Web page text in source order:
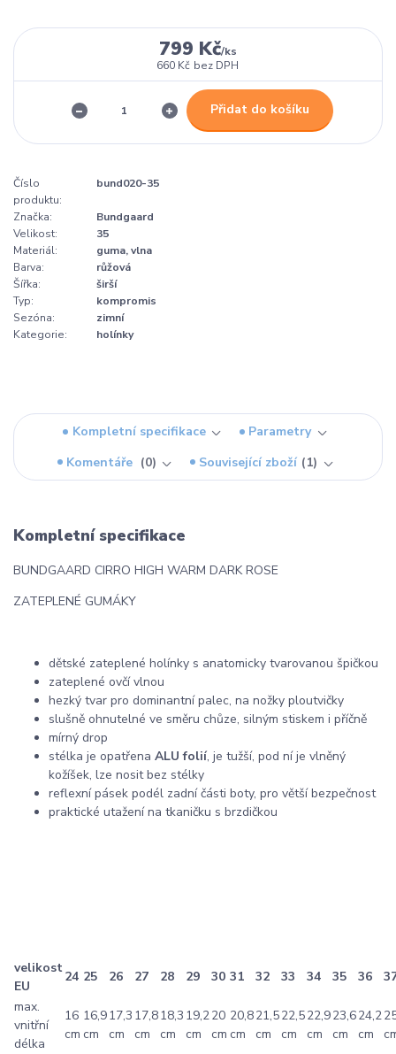
799 Kč/ks
660 Kč bez DPH
Přidat do košíku
Číslo
produktu:
bund020-35
Značka:
Bundgaard
Velikost:
35
Materiál:
guma, vlna
Barva:
růžová
Šířka:
širší
Typ:
kompromis
Sezóna:
zimní
Kategorie:
holínky
Kompletní specifikace
Parametry
Komentáře
0 Související zboží 1
Kompletní specifikace
BUNDGAARD CIRRO HIGH WARM DARK ROSE
ZATEPLENÉ GUMÁKY
dětské zateplené holínky s anatomicky tvarovanou špičkou
zateplené ovčí vlnou
hezký tvar pro dominantní palec, na nožky ploutvičky
slušně ohnutelné ve směru chůze, silným stiskem i příčně
mírný drop
stélka je opatřena ALU folií, je tužší, pod ní je vlněný
kožíšek, lze nosit bez stélky
reflexní pásek podél zadní části boty, pro větší bezpečnost
praktické utažení na tkaničku s brzdičkou
velikost
EU
24 25 26 27 28 29 30 31 32 33 34 35 36
max.
vnitřní
délka
16
cm
16,9
cm
17,3
cm
17,8
cm
18,3
cm
19,2
cm
20
cm
20,8
cm
21,5
cm
22,5
cm
22,9
cm
23,6
cm
24,2
cm